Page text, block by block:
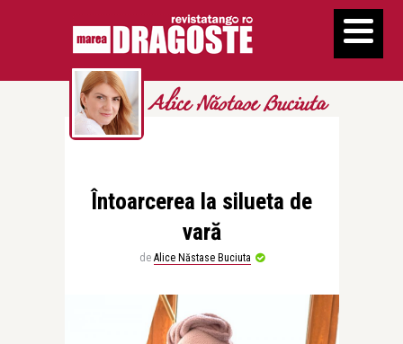
Alice Năstase Buciuta
Întoarcerea la silueta de
vară
de Alice Năstase Buciuta